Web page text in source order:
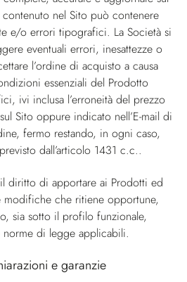
contenuto nel Sito può contenere
e/o errori tipografici. La Società si
eventuali errori, inesattezze o
l’ordine di acquisto a causa
essenziali del Prodotto
ivi inclusa l’erroneità del prezzo
Sito oppure indicato nell’E-mail di
fermo restando, in ogni caso,
dall’articolo 1431 c.c..
diritto di apportare ai Prodotti ed
che ritiene opportune,
sia sotto il profilo funzionale,
di legge applicabili.
e garanzie